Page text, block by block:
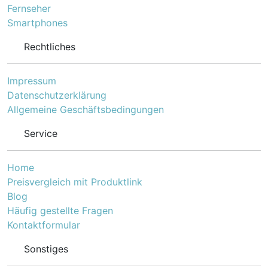
gSchließtyp:
ZahlenkombinationKettend
Schwarz Bei gewerblicher
Fernseher
Smartphones
Rechtliches
Impressum
Datenschutzerklärung
Allgemeine Geschäftsbedingungen
Service
Home
Preisvergleich mit Produktlink
Blog
Häufig gestellte Fragen
Kontaktformular
Sonstiges